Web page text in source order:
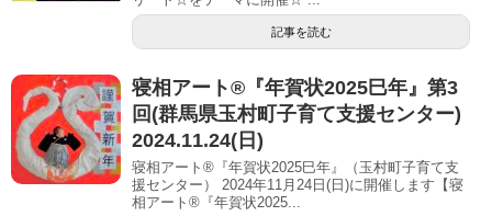
記事を読む
寝相アート®︎『年賀状2025巳年』第3
回(群馬県玉村町子育て支援センター)
2024.11.24(日)
寝相アート®『年賀状2025巳年』（玉村町子育て支
援センター） 2024年11月24日(日)に開催します【寝
相アート®︎『年賀状2025...